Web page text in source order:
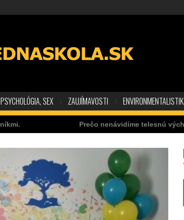
PSYCHOLÓGIA, SEX ZAUJÍMAVOSTI
Prečo nenávidíme telesnú výchovu?